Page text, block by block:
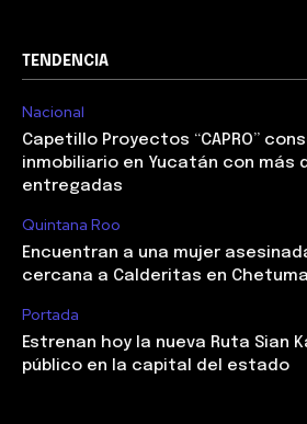
TENDENCIA
Nacional
Capetillo Proyectos “CAPRO”
inmobiliario en Yucatán con más
entregadas
Quintana Roo
Encuentran a una mujer
cercana a Calderitas en Chetumal
Portada
Estrenan hoy la nueva Ruta Sian
público en la capital del estado